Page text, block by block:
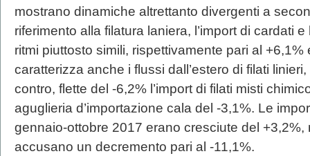
mostrano dinamiche altrettanto divergenti a
riferimento alla filatura laniera, l’import di cardati
ritmi piuttosto simili, rispettivamente pari al
caratterizza anche i flussi dall’estero di filati
contro, flette del -6,2% l’import di filati misti
aguglieria d’importazione cala del -3,1%. Le
gennaio-ottobre 2017 erano cresciute del
accusano un decremento pari al -11,1%.